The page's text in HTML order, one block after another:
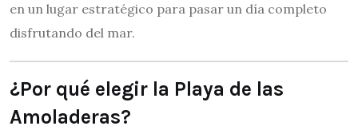
en un lugar estratégico para pasar un día completo
disfrutando del mar.
¿Por qué elegir la Playa de las
Amoladeras?